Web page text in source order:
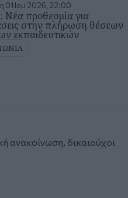
01 Ιου 2026, 22:00
προθεσμία για
στην πλήρωση θέσεων
εκπαιδευτικών
ανακοίνωση, δικαιούχοι